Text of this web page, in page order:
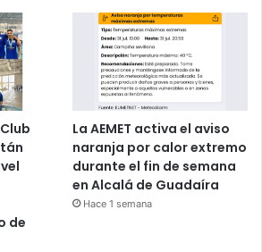
de
La AEMET activa el aviso
naranja por calor extremo
durante el fin de semana
en Alcalá de Guadaíra
Hace 1 semana